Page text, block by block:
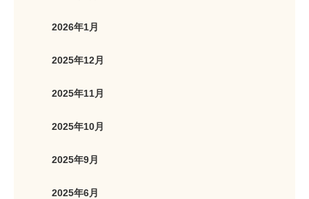
2026年1月
2025年12月
2025年11月
2025年10月
2025年9月
2025年6月